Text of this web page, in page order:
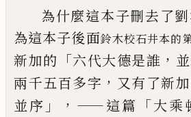
為什麼這本子刪去了
為這本子後面鈴木校石井本的
新加的 「六代大德是誰 ，
兩千五百多字 ， 又有了新
並序 」，——這篇 「大乘